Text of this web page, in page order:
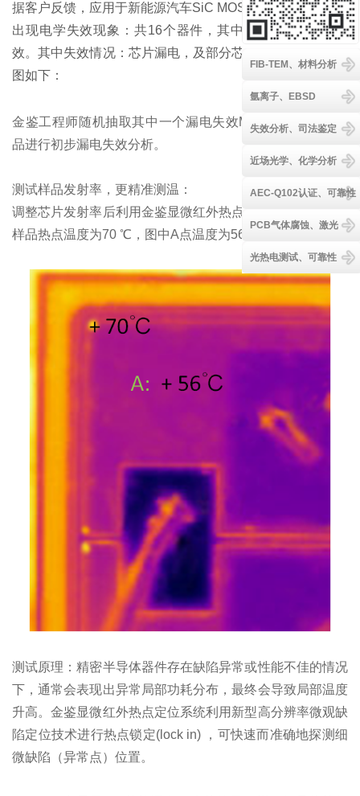
据客户反馈，应用于新能源汽车SiC MOSFET器件芯片部分
出现电学失效现象：共16个器件，其中5个正常，11个失
效。其中失效情况：芯片漏电，及部分芯片烧毁，送测样品
图如下：
金鉴工程师随机抽取其中一个漏电失效MOS管器件芯片样
品进行初步漏电失效分析。
测试样品发射率，更精准测温：
调整芯片发射率后利用金鉴显微红外热点定位测试系统测得
样品热点温度为70 ℃，图中A点温度为56 ℃。
测试原理：精密半导体器件存在缺陷异常或性能不佳的情况
下，通常会表现出异常局部功耗分布，最终会导致局部温度
升高。金鉴显微红外热点定位系统利用新型高分辨率微观缺
陷定位技术进行热点锁定(lock in) ，可快速而准确地探测细
微缺陷（异常点）位置。
FIB-TEM、材料分析
氩离子、EBSD
失效分析、司法鉴定
近场光学、化学分析
AEC-Q102认证、可靠性
PCB气体腐蚀、激光
光热电测试、可靠性